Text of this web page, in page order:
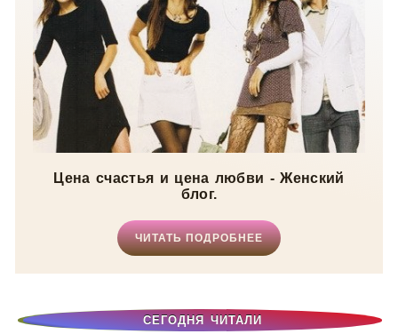
Цена счастья и цена любви - Женский
блог.
ЧИТАТЬ ПОДРОБНЕЕ
СЕГОДНЯ ЧИТАЛИ